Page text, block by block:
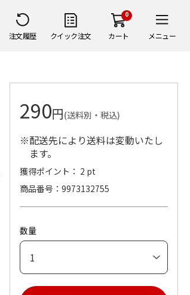
注文履歴 クイック注文
0
カート メニュー
290円(送料別・税込)
※配送先により送料は変動いたし
ます。
獲得ポイント： 2 pt
商品番号
9973132755
数量